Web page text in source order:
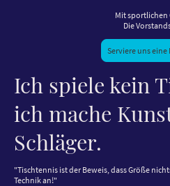
Mit sportlichen
Die
Serviere uns
Ich spiele kein
ich mache
Schläger.
"Tischtennis ist der Beweis, dass Größe
Technik an!"